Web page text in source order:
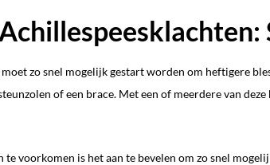
zo snel mogelijk gestart worden om heftigere
of een brace. Met een of meerdere van
te voorkomen is het aan te bevelen om zo snel